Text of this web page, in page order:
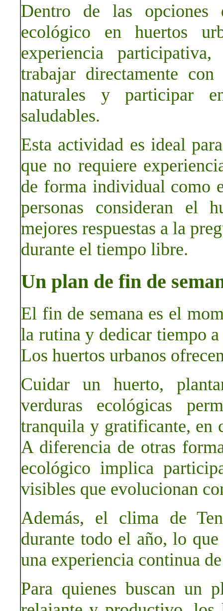
Dentro de las
ecológico en huertos
experiencia
trabajar directamente
naturales y participar
saludables.
Esta actividad es ideal
que no requiere
de forma individual como
personas consideran el
mejores respuestas a la
durante el tiempo libre.
Un plan de fin de
El fin de semana es el
la rutina y dedicar tiempo
Los huertos urbanos
Cuidar un huerto,
verduras ecológicas
tranquila y gratificante, en
A diferencia de otras
ecológico implica
visibles que evolucionan
Además, el clima de
durante todo el año, lo
una experiencia continua
Para quienes buscan un